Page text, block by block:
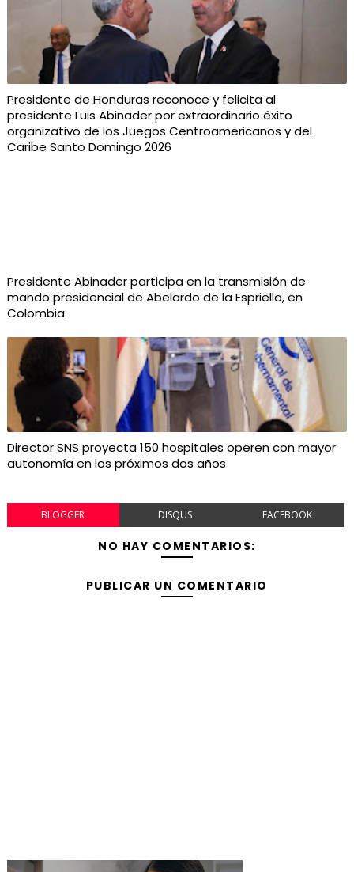
Presidente de Honduras reconoce y felicita al
presidente Luis Abinader por extraordinario éxito
organizativo de los Juegos Centroamericanos y del
Caribe Santo Domingo 2026
Presidente Abinader participa en la transmisión de
mando presidencial de Abelardo de la Espriella, en
Colombia
Director SNS proyecta 150 hospitales operen con mayor
autonomía en los próximos dos años
BLOGGER DISQUS FACEBOOK
NO HAY COMENTARIOS:
PUBLICAR UN COMENTARIO